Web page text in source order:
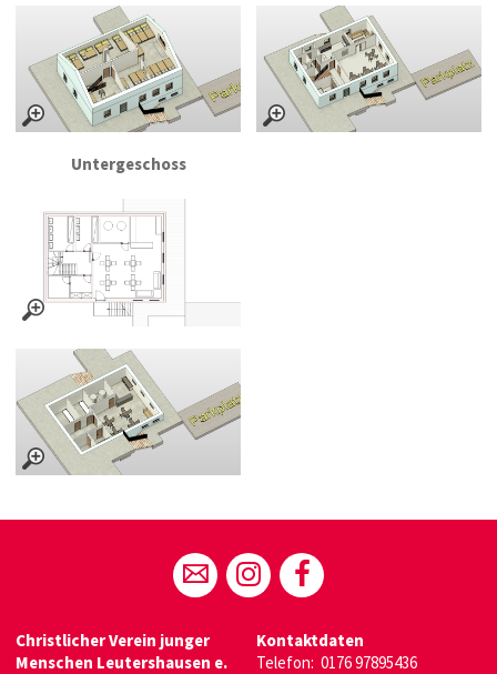
Untergeschoss
Christlicher Verein junger
Menschen Leutershausen e.
Kontaktdaten
Telefon: 0176 97895436